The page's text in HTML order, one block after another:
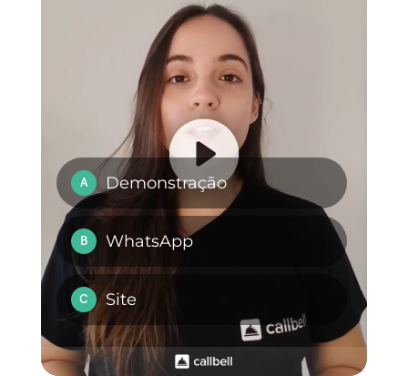
Carlo Morandi
Sobre o autor: Olá! Sou Carlo e sou co-fundador da
, a primeira plataforma de comunicação
projetada para ajudar as equipes de vendas e suporte
a colaborar e se comunicar com os clientes por meio
de aplicativos de mensagens diretas, como
WhatsApp, Messenger, Telegram e Instagram Direct